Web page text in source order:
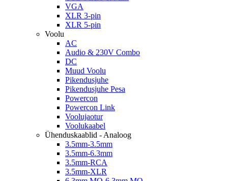
VGA
XLR 3-pin
XLR 5-pin
Voolu
AC
Audio & 230V Combo
DC
Muud Voolu
Pikendusjuhe
Pikendusjuhe Pesa
Powercon
Powercon Link
Voolujaotur
Voolukaabel
Ühenduskaablid - Analoog
3.5mm-3.5mm
3.5mm-6.3mm
3.5mm-RCA
3.5mm-XLR